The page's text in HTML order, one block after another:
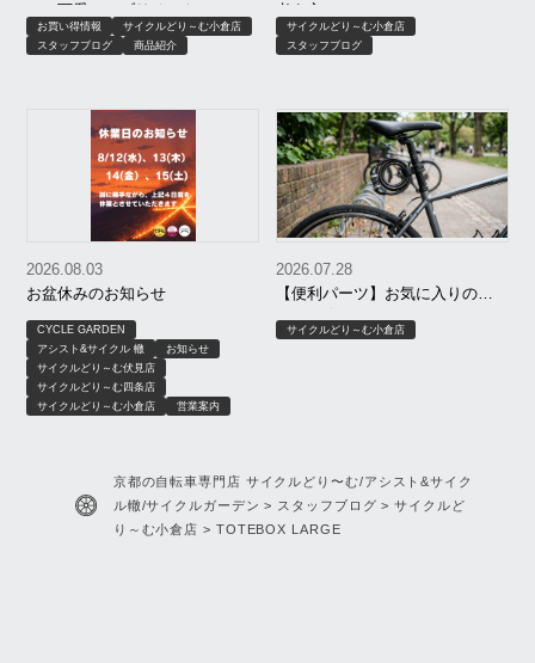
ロで可愛い！ブリヂストン
「HACCHI（ハッチ）」でお出か
けを楽しもう！
お買い得情報
サイクルどり～む小倉店
スタッフブログ
商品紹介
考え方
サイクルどり～む小倉店
スタッフブログ
お盆休みのお知らせ
2026.08.03
CYCLE GARDEN
アシスト&サイクル 轍
お知らせ
サイクルどり～む伏見店
サイクルどり～む四条店
サイクルどり～む小倉店
営業案内
【便利パーツ】お気に入りのワ
2026.07.28
サイクルどり～む小倉店
京都の自転車専門店 サイクルどり〜む/アシスト&サイク
ル轍/サイクルガーデン > スタッフブログ >サイクルど
り～む小倉店 > TOTEBOX LARGE